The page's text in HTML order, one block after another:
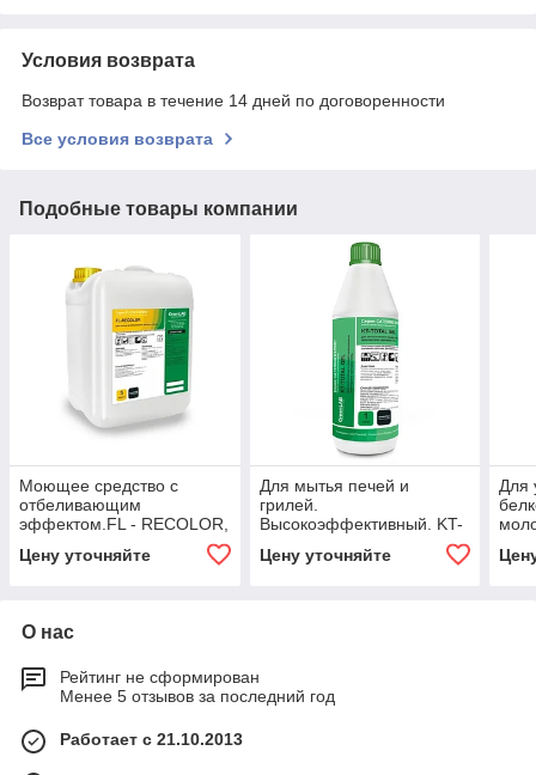
Условия возврата
Возврат товара в течение 14 дней по договоренности
Все условия возврата
Подобные товары компании
Моющее средство с
отбеливающим
эффектом.FL - RECOLOR,
Цену уточняйте
Для мытья печей и
грилей.
Высокоэффективный. KT-
Цену уточняйте
Для
О нас
Рейтинг не сформирован
Менее 5 отзывов за последний год
Работает с 21.10.2013